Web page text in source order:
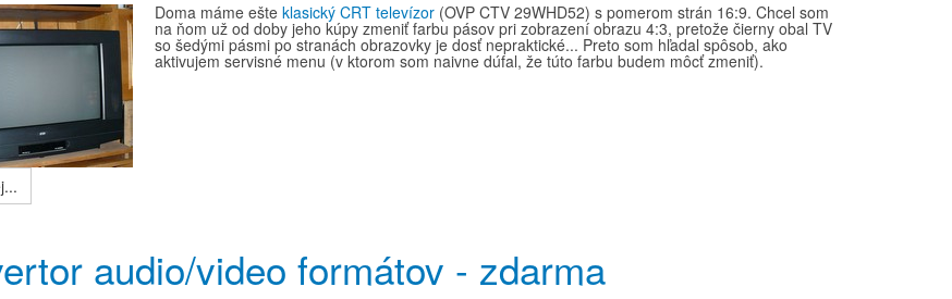
Doma máme ešte klasický CRT televízor (OVP CTV 29WHD52) s pomerom strán 16:9. Chcel som
na ňom už od doby jeho kúpy zmeniť farbu pásov pri zobrazení obrazu 4:3, pretože čierny obal TV
so šedými pásmi po stranách obrazovky je dosť nepraktické... Preto som hľadal spôsob, ako
aktivujem servisné menu (v ktorom som naivne dúfal, že túto farbu budem môcť zmeniť).
audio/video formátov - zdarma